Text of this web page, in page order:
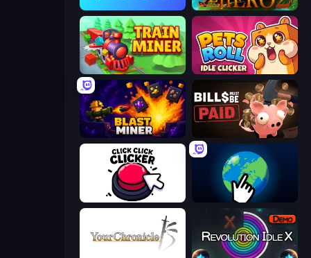
Incremental Epic Hero 2
Train Miner Pets Roll: Idle Clicker
Blast Miner Bills Must Be Paid
Click Click Clicker Planet Clicker 2